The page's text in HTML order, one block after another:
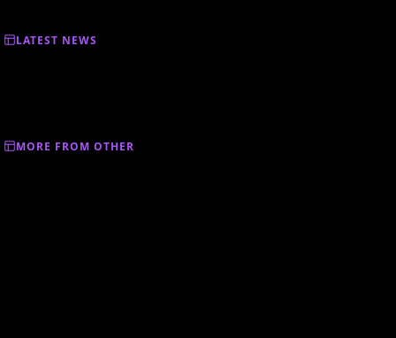
LATEST NEWS
MORE FROM OTHER